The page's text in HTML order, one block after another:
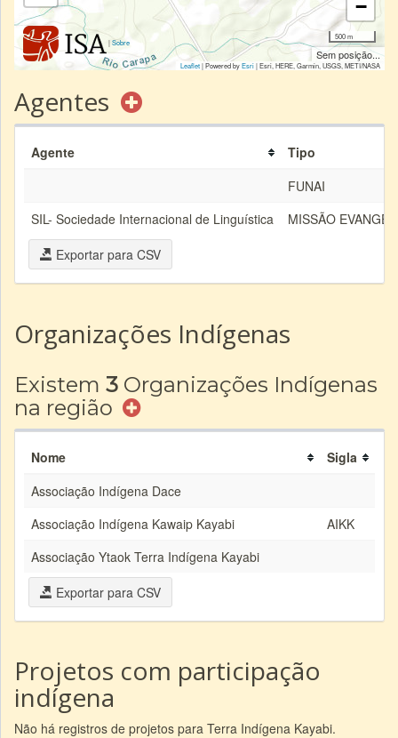
|Sobre
−
500 m
Sem posição...
Leaflet| Powered byEsri|Esri, HERE, Garmin, USGS, METI/NASA
Agentes
Agente
Tipo
FUNAI
SIL- Sociedade Internacional de Linguística
MISSÃO
Exportar para CSV
Organizações Indígenas
Existem 3 Organizações Indígenas
na região
Nome
Sigla
Associação Indígena Dace
Associação Indígena Kawaip Kayabi
AIKK
Associação Ytaok Terra Indígena Kayabi
Exportar para CSV
Projetos com participação
indígena
Não há registros de projetos para Terra Indígena Kayabi.